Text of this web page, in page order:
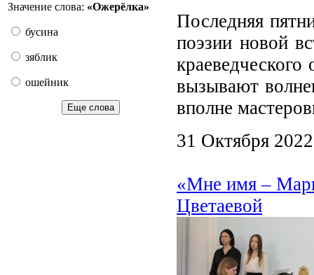
Значение слова: «Ожерёлка»
бусина
зяблик
ошейник
Еще слова
Последняя
поэзии новой
краеведческого
вызывают
вполне
31 Октября 2022
«Мне имя –
Цветаевой